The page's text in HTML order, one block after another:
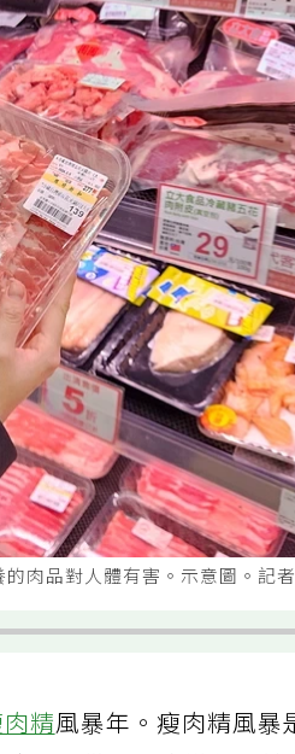
肉品對人體有害。示意圖。記
肉精風暴年。瘦肉精風暴